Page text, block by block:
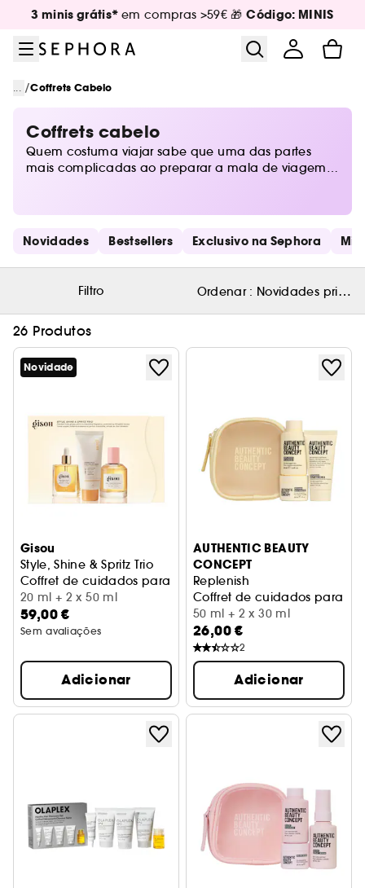
Ir para o menu
Ir para o conteúdo principal
Ir para o rodapé
3 minis grátis* em compras >59€ 🎁Código: MINIS
... /Coffrets Cabelo
Coffrets cabelo
Quem costuma viajar sabe que uma das partes
mais complicadas ao preparar a mala de viagem é
produtos que podem ir diretamente para a
bagagem.
Saltar os links rápidos
Novidades Bestsellers Exclusivo na Sephora
Filtro Ordenar : Novidades
26 Produtos
Novidade
Gisou
Style, Shine & Spritz Trio
Coffret de cuidados para o cabelo
20 ml + 2 x 50 ml
59,00 €
Sem avaliações
Adicionar
AUTHENTIC BEAUTY
CONCEPT
Replenish
Coffret de cuidados para o
50 ml + 2 x 30 ml
26,00 €
2
Adicionar